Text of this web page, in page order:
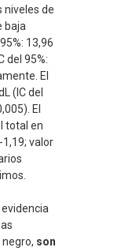
niveles de
baja
13,96
del 95%:
El
(IC del
El
total en
1,19; valor
negro, son